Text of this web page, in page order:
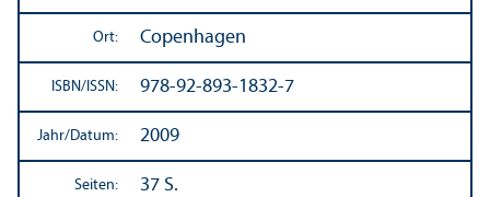
Ort: Copenhagen
ISBN/ ISSN: 978-92-893-1832-7
Jahr/Datum: 2009
Seiten: 37 S.